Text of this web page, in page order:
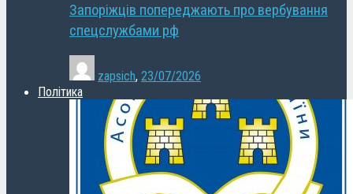
Запоріжців попереджають про вербування
спецслужбами рф
zapsich, 23/07/2026
Політика